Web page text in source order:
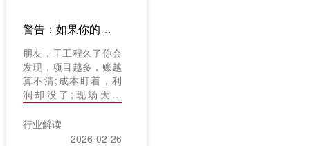
积累。从单个项目的成
本控制，到整个公司的
经营可视，红圈的目标
从来不是“录数据”，而
是让数据替人操心。
警告：如果你的项目出现这3种信号，是时候引入工程项目管理软件系统了。
朋友，干工程久了你会
发现，项目越多，账越
算不清;成本盯着，利
润却没了;现场天天
报，总部心里却一团
雾。这不是你一个人的
难题。从房建、市政到
行业解读
2026-02-26